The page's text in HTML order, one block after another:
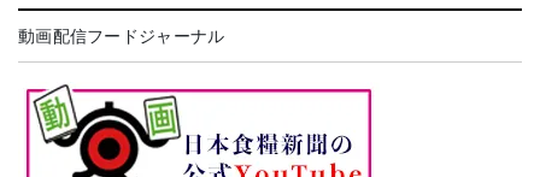
動画配信フードジャーナル